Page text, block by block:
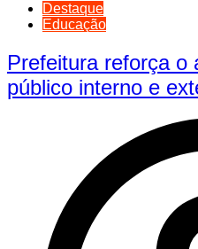
Destaque
Educação
Prefeitura reforça o
público interno e